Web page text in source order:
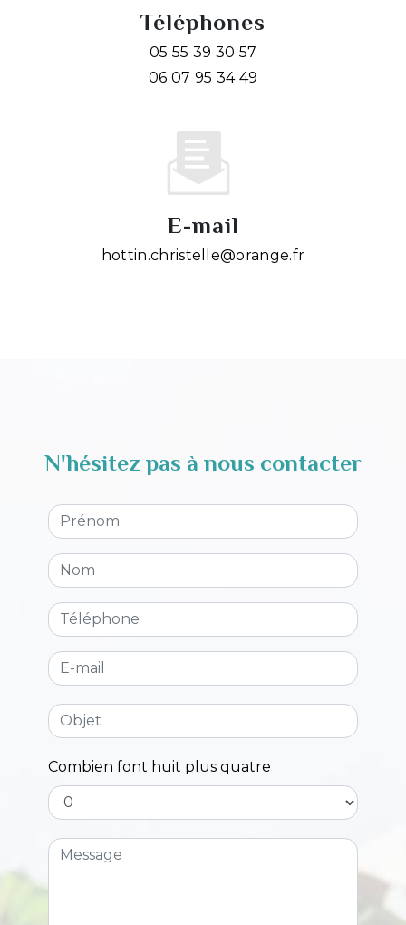
Téléphones
05 55 39 30 57
06 07 95 34 49
E-mail
hottin.christelle@orange.fr
N'hésitez pas à nous contacter
Combien font huit plus quatre